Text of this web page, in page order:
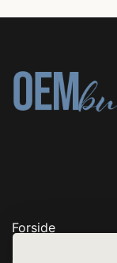
Forside